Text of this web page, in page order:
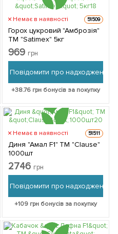
Немає в наявності 51509
Горох цукровий "Амброзія"
ТМ "Satimex" 5кг
969 грн
Повідомити про надходження
+38.76 грн бонусів за покупку
Немає в наявності 51511
Диня "Амал F1" ТМ "Clause"
1000шт
2746 грн
Повідомити про надходження
+109грн бонусів за покупку